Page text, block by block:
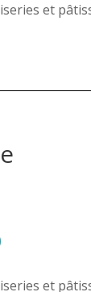
et
et